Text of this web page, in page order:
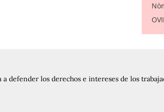
defender los derechos e intereses de los